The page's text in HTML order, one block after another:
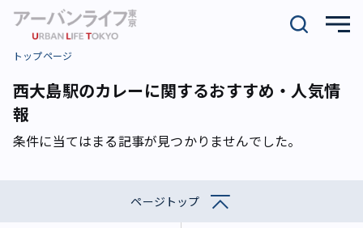
トップページ
西大島駅のカレーに関するおすすめ・人気情
報
条件に当てはまる記事が見つかりませんでした。
ページトップ